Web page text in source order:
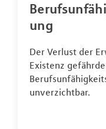
ung
Der Verlust der
Existenz
unverzichtbar.